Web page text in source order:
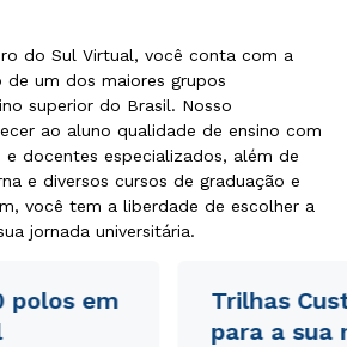
do Sul Virtual, você conta com a
um dos maiores grupos
superior do Brasil. Nosso
ao aluno qualidade de ensino com
docentes especializados, além de
e diversos cursos de graduação e
você tem a liberdade de escolher a
jornada universitária.
polos em
Trilhas
para a sua